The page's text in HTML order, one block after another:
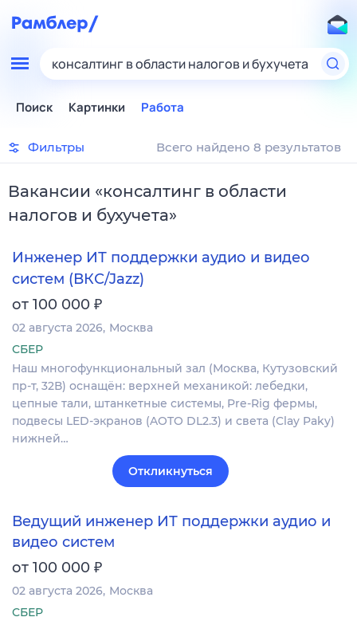
консалтинг в области налогов и бухучета
Поиск Картинки Работа
Фильтры Всего найдено 8 результатов
Вакансии «консалтинг в области
налогов и бухучета»
Инженер ИТ поддержки аудио и видео
систем (ВКС/Jazz)
от 100 000 ₽
02 августа 2026 Москва
СБЕР
Наш многофункциональный зал (Москва, Кутузовский
пр-т, 32В) оснащён: верхней механикой: лебедки,
цепные тали, штанкетные системы, Pre-Rig фермы,
подвесы LED-экранов (AOTO DL2.3) и света (Clay Paky)
нижней…
Откликнуться
Ведущий инженер ИТ поддержки аудио и
видео систем
от 100 000 ₽
02 августа 2026 Москва
СБЕР